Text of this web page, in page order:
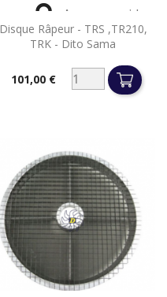
Disque Râpeur - TRS ,TR210,
TRK - Dito Sama
Prix101,00 €
 Aperçu rapide